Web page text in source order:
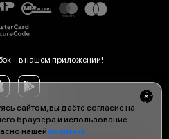
сайтом, вы даёте согласие на
браузера и использование
нашей политике
− в нашем приложении!